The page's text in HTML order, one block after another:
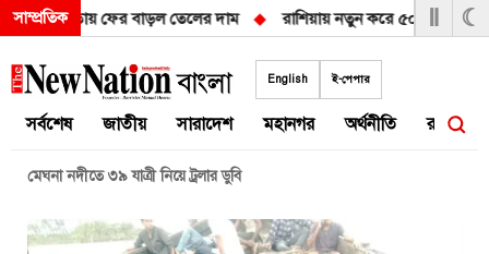
সাম্প্রতিক
অনিশ্চয়তায় ফের বাড়ল তেলের দাম ◆ রাশিয়ায় নতুন করে ৫০ হাজার সেনা
☾
to
English ই-পেপার
সর্বশেষ জাতীয় সারাদেশ মহানগর অর্থনীতি রাজনীতি
মেঘনা নদীতে ৩৯ যাত্রী নিয়ে ট্রলার ডুবি